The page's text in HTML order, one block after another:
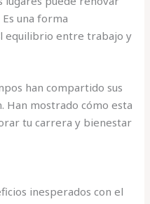
una forma
equilibrio entre trabajo y
han compartido sus
Han mostrado cómo esta
tu carrera y bienestar
inesperados con el